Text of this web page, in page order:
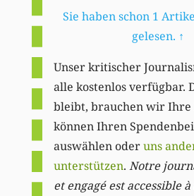
Sie haben schon 1
gelesen. ↑
Unser kritischer
alle kostenlos verfügbar.
bleibt, brauchen wir Ihre
können Ihren
auswählen oderuns
unterstützen. Notre
et engagé est accessible à